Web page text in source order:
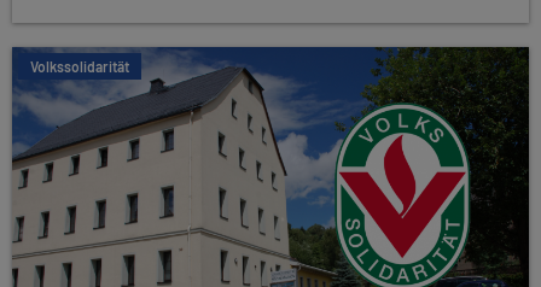
Volkssolidarität